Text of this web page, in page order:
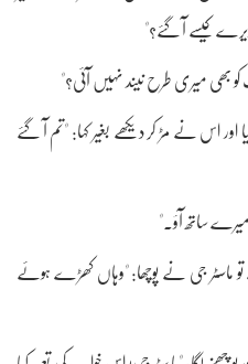
کیسے آ گئے؟"
کو بھی میری طرح نیند نہیں آئی؟"
اور اس نے مڑ کر دیکھے بغیر کہا: "تم آ گئے
ساتھ آؤ۔"
تو ماسٹر جی نے پوچھا: "وہاں کھڑے ہوئے